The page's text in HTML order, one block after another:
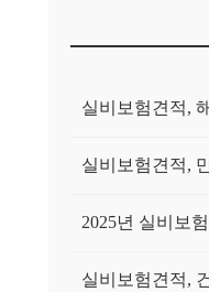
실비보험견적,
실비보험견적,
2025년 실비보
실비보험견적,